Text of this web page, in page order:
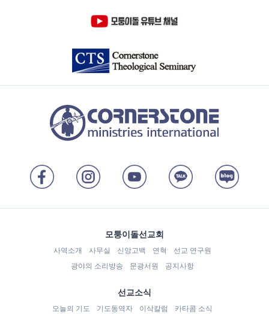
모퉁이돌선교회
사역소개 사무실 신앙고백 연혁
선교 연구원
광야의 소리방송
문광서원 공지사항
선교소식
오늘의 기도 기도동역자 이삭칼럼
카타콤 소식